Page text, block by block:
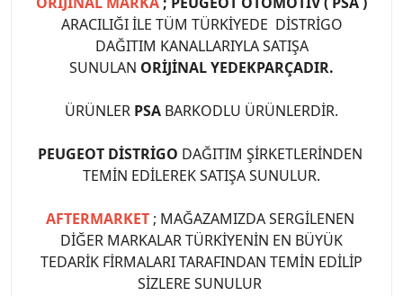
ARACILIĞI İLE TÜM TÜRKİYEDE DİSTRİGO
DAĞITIM KANALLARIYLA SATIŞA
SUNULAN ORİJİNAL YEDEKPARÇADIR.
ÜRÜNLER PSA BARKODLU ÜRÜNLERDİR.
PEUGEOT DİSTRİGO DAĞITIM ŞİRKETLERİNDEN
TEMİN EDİLEREK SATIŞA SUNULUR.
AFTERMARKET ; MAĞAZAMIZDA SERGİLENEN
DİĞER MARKALAR TÜRKİYENİN EN BÜYÜK
TEDARİK FİRMALARI TARAFINDAN TEMİN EDİLİP
SİZLERE SUNULUR